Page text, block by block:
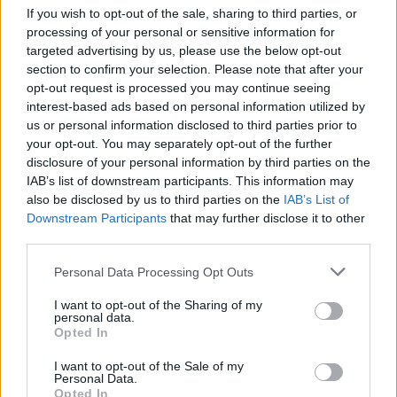
If you wish to opt-out of the sale, sharing to third parties, or
processing of your personal or sensitive information for
targeted advertising by us, please use the below opt-out
section to confirm your selection. Please note that after your
opt-out request is processed you may continue seeing
interest-based ads based on personal information utilized by
us or personal information disclosed to third parties prior to
your opt-out. You may separately opt-out of the further
disclosure of your personal information by third parties on the
IAB’s list of downstream participants. This information may
also be disclosed by us to third parties on the IAB’s List of
Downstream Participants that may further disclose it to other
Please note that this website/app uses one or more Google
not limited to your visit or usage behaviour. You may click to
grant or deny consent to Google and its third-party tags to
use your data for below specified purposes in below Google
consent section.
Personal Data Processing Opt Outs
I want to opt-out of the Sharing of my
personal data.
Opted In
I want to opt-out of the Sale of my
Personal Data.
Opted In
– Σήμερα: Μπορεί να αρχίσει να εισπράττει
νόμιμα τη σύνταξη του άντρα της.